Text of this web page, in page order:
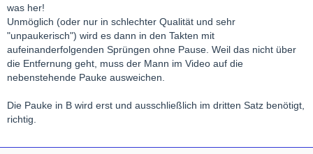
was her!
Unmöglich (oder nur in schlechter Qualität und sehr
"unpaukerisch") wird es dann in den Takten mit
aufeinanderfolgenden Sprüngen ohne Pause. Weil das nicht über
die Entfernung geht, muss der Mann im Video auf die
nebenstehende Pauke ausweichen.
Die Pauke in B wird erst und ausschließlich im dritten Satz benötigt,
richtig.